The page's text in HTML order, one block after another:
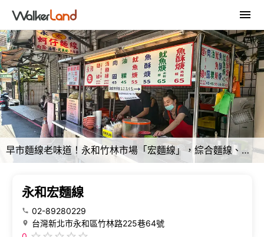
早市麵線老味道！永和竹林市場「宏麵線」，綜合麵線、芋頭油粿必點。
永和宏麵線
02-89280229
台灣新北市永和區竹林路225巷64號